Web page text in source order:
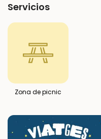
Servicios
Zona de picnic